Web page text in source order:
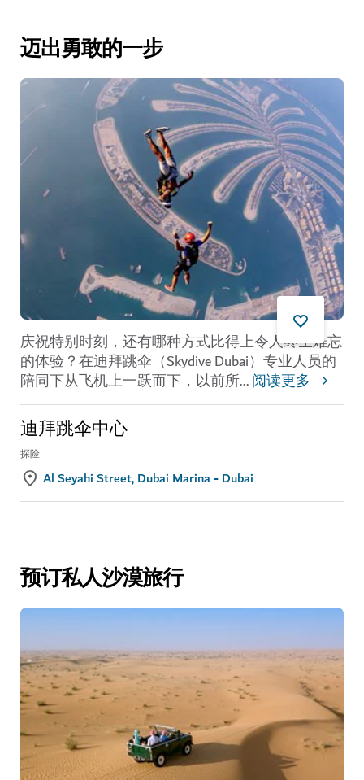
迈出勇敢的一步
庆祝特别时刻，还有哪种方式比得上令人终生难忘
的体验？在迪拜跳伞（Skydive Dubai）专业人员的
陪同下从飞机上一跃而下，以前所...阅读更多
迪拜跳伞中心
探险
Al Seyahi Street, Dubai Marina - Dubai
预订私人沙漠旅行